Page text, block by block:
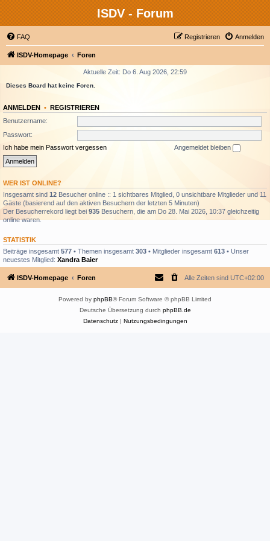
ISDV - Forum
FAQ Anmelden
Registrieren
ISDV-Homepage Foren
Aktuelle Zeit: Do 6. Aug 2026, 22:59
Dieses Board hat keine Foren.
ANMELDEN • REGISTRIEREN
Benutzername:
Passwort:
Ich habe mein Passwort vergessen
Angemeldet bleiben
WER IST ONLINE?
Insgesamt sind 12 Besucher online :: 1 sichtbares Mitglied, 0 unsichtbare Mitglieder und 11
Gäste (basierend auf den aktiven Besuchern der letzten 5 Minuten)
Der Besucherrekord liegt bei 935 Besuchern, die am Do 28. Mai 2026, 10:37 gleichzeitig
online waren.
STATISTIK
Beiträge insgesamt 577 • Themen insgesamt 303 • Mitglieder insgesamt 613 • Unser
neuestes Mitglied: Xandra Baier
ISDV-Homepage Foren Alle Zeiten sind UTC+02:00
Powered by phpBB® Forum Software © phpBB Limited
Deutsche Übersetzung durch phpBB.de
Datenschutz| Nutzungsbedingungen